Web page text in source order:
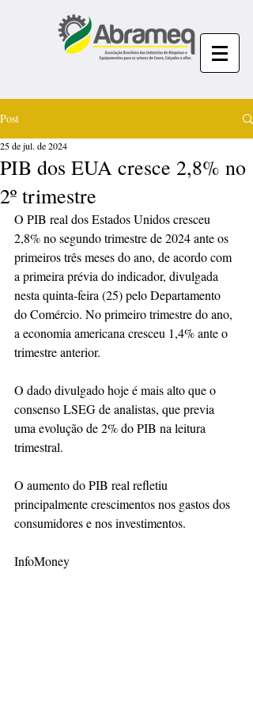
Post
PIB dos EUA cresce 2,8% no
2º trimestre
25 de jul. de 2024
O PIB real dos Estados Unidos cresceu
2,8% no segundo trimestre de 2024 ante os
primeiros três meses do ano, de acordo com
a primeira prévia do indicador, divulgada
nesta quinta-feira (25) pelo Departamento
do Comércio. No primeiro trimestre do ano,
a economia americana cresceu 1,4% ante o
trimestre anterior.
O dado divulgado hoje é mais alto que o
consenso LSEG de analistas, que previa
uma evolução de 2% do PIB na leitura
trimestral.
O aumento do PIB real refletiu
principalmente crescimentos nos gastos dos
consumidores e nos investimentos.
InfoMoney